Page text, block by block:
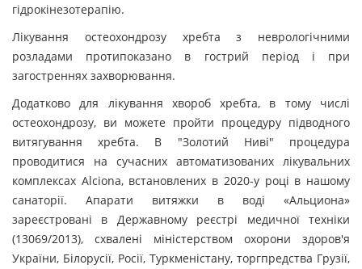
гідрокінезотерапію.
Лікування остеохондрозу хребта з неврологічними
розладами протипоказано в гострий період і при
загостреннях захворювання.
Додатково для лікування хвороб хребта, в тому числі
остеохондрозу, ви можете пройти процедуру підводного
витягування хребта. В "Золотий Ниві" процедура
проводитися на сучасних автоматизованих лікувальних
комплексах Alciona, встановлених в 2020-у році в нашому
санаторії. Апарати витяжки в воді «Альциона»
зареєстровані в Державному реєстрі медичної техніки
(13069/2013), схвалені міністерством охорони здоров'я
України, Білорусії, Росії, Туркменістану, торгпредства Грузії,